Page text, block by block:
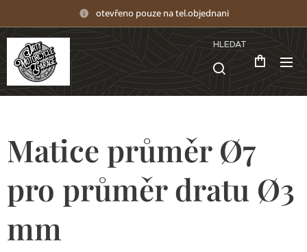
otevřeno pouze na tel.objednani
HLEDAT
Matice průměr Ø7
pro průměr dratu Ø3
mm